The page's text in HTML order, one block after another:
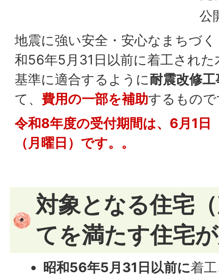
公
地震に強い安全・安心なまちづ
和56年5月31日以前に着工され
基準に適合するように耐震改修工
て、 費用の一部を補助するもの
令和8年度の受付期間は、6月1日
（月曜日）です。。
対象となる住宅
てを満たす住宅
昭和56年5月31日以前に着